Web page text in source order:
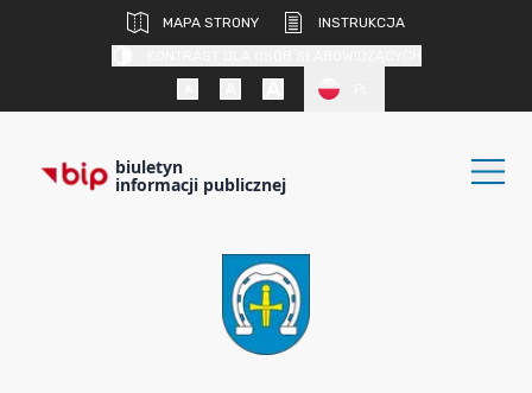
MAPA STRONY
INSTRUKCJA
biuletyn
informacji publicznej